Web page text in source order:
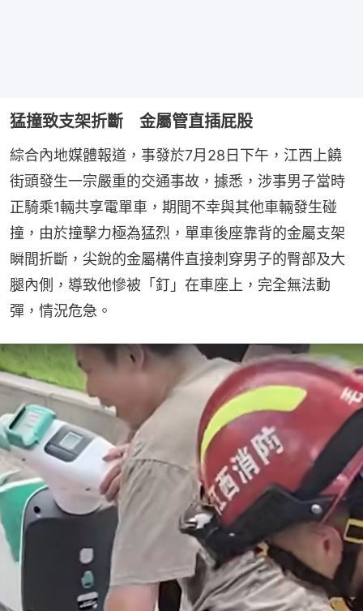
猛撞致支架折斷 金屬管直插屁股
綜合內地媒體報道，事發於7月28日下午，江西上饒
街頭發生一宗嚴重的交通事故，據悉，涉事男子當時
正騎乘1輛共享電單車，期間不幸與其他車輛發生碰
撞，由於撞擊力極為猛烈，單車後座靠背的金屬支架
瞬間折斷，尖銳的金屬構件直接刺穿男子的臀部及大
腿內側，導致他慘被「釘」在車座上，完全無法動
彈，情況危急。